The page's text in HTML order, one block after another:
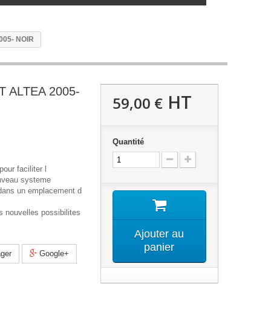
NOIR
ALTEA 2005-
faciliter l
systeme
un emplacement d
nouvelles possibilites
Google+
59,00 €HT
Quantité
Ajouter au
panier